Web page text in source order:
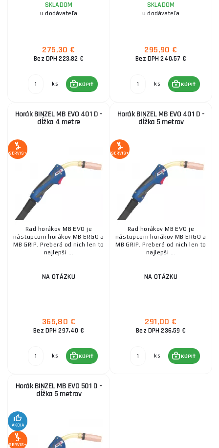
SKLADOM
u dodávateľa
275,30 €
Bez DPH 223,82 €
ks KÚPIŤ
SKLADOM
u dodávateľa
295,90 €
Bez DPH 240,57 €
ks KÚPIŤ
Horák BINZEL MB EVO 401 D -
dĺžka 4 metre
SERVIS+
Rad horákov MB EVO je
nástupcom horákov MB ERGO a
MB GRIP. Preberá od nich len to
najlepši ...
NA OTÁZKU
365,80 €
Bez DPH 297,40 €
ks KÚPIŤ
Horák BINZEL MB EVO 401 D -
dĺžka 5 metrov
SERVIS+
Rad horákov MB EVO je
nástupcom horákov MB ERGO a
MB GRIP. Preberá od nich len to
najlepši ...
NA OTÁZKU
291,00 €
Bez DPH 236,59 €
ks KÚPIŤ
Horák BINZEL MB EVO 501 D -
dĺžka 5 metrov
AKCIA
SERVIS+